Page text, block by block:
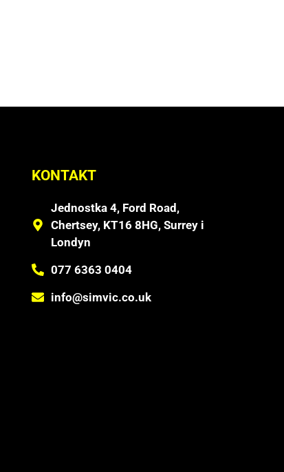
KONTAKT
Jednostka 4, Ford Road,
Chertsey, KT16 8HG, Surrey i
Londyn
077 6363 0404
info@simvic.co.uk